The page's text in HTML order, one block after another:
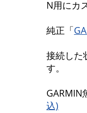
N用にカ
純正「
接続した
す。
込)